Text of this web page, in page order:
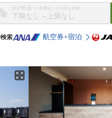
合計料金 ※1部屋あたりの税込金額
〜
索 航空券+宿泊